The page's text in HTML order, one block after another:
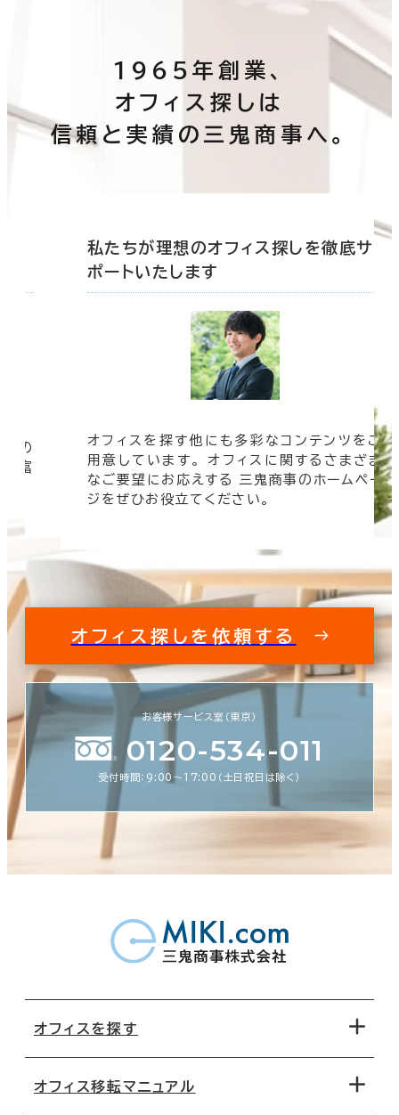
1965年創業、
オフィス探しは
信頼と実績の三鬼商事へ。
の
豊富
私たちが理想のオフィス探しを徹底サ
ポートいたします
オフィスを探す他にも多彩なコンテンツをご
用意しています。 オフィスに関するさまざま
なご要望にお応えする 三鬼商事のホームペー
ジをぜひお役立てください。
オフィス探しを依頼する
お客様サービス室（東京）
0120-534-011
受付時間：9:00〜17:00（土日祝日は除く）
オフィスを探す
オフィス移転マニュアル